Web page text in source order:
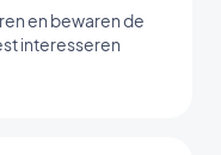
en bewaren de
interesseren